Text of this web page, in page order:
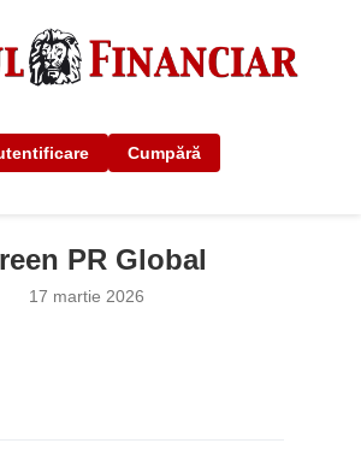
Cumpără
PR Global
17 martie 2026